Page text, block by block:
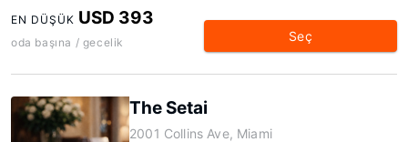
EN DÜŞÜK USD 393
oda başına / gecelik Seç
The Setai
2001 Collins Ave, Miami